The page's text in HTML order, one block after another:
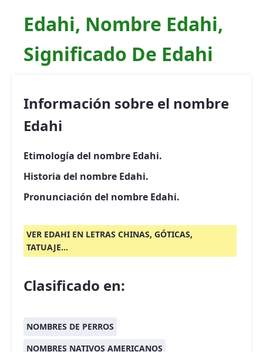
Edahi, Nombre Edahi,
Significado De Edahi
Información sobre el nombre
Edahi
Etimología del nombre Edahi.
Historia del nombre Edahi.
Pronunciación del nombre Edahi.
VER EDAHI EN LETRAS CHINAS, GÓTICAS,
TATUAJE...
Clasificado en:
NOMBRES DE PERROS
NOMBRES NATIVOS AMERICANOS